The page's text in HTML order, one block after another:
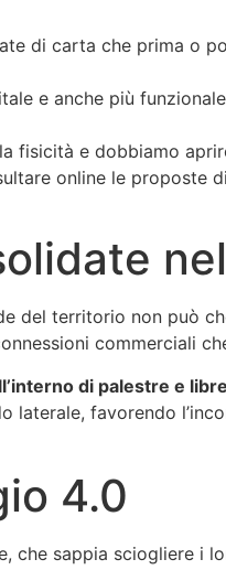
di carta che prima o
e anche più
fisicità e dobbiamo
online le proposte
del territorio non può
commerciali
di palestre e
laterale, favorendo
4.0
che sappia sciogliere i